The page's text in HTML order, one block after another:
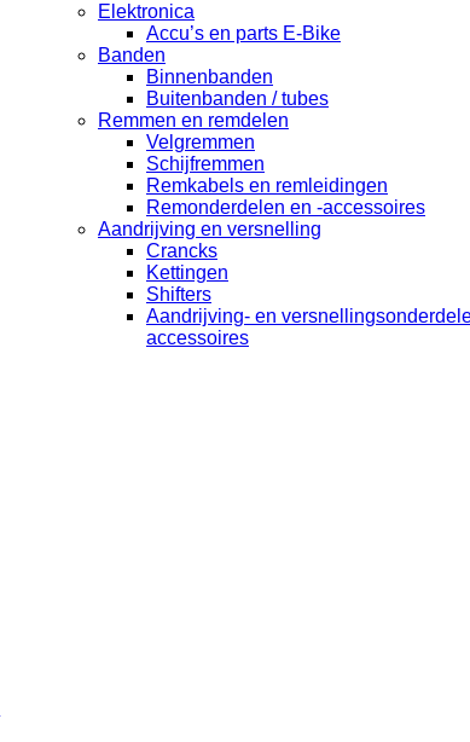
Elektronica
Accu’s en parts E-Bike
Banden
Binnenbanden
Buitenbanden / tubes
Remmen en remdelen
Velgremmen
Schijfremmen
Remkabels en remleidingen
Remonderdelen en -accessoires
Aandrijving en versnelling
Crancks
Kettingen
Shifters
Aandrijving- en
accessoires